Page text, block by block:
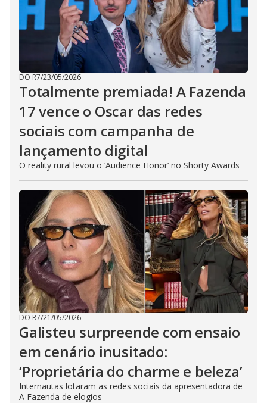
DO R7/23/05/2026
Totalmente premiada! A Fazenda
17 vence o Oscar das redes
sociais com campanha de
lançamento digital
O reality rural levou o ‘Audience Honor’ no Shorty Awards
DO R7/21/05/2026
Galisteu surpreende com ensaio
em cenário inusitado:
‘Proprietária do charme e beleza’
Internautas lotaram as redes sociais da apresentadora de
A Fazenda de elogios